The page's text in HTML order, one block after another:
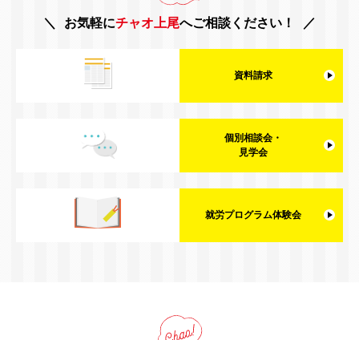
お気軽にチャオ上尾へご相談ください！
資料請求
個別相談会・
見学会
就労プログラム体験会